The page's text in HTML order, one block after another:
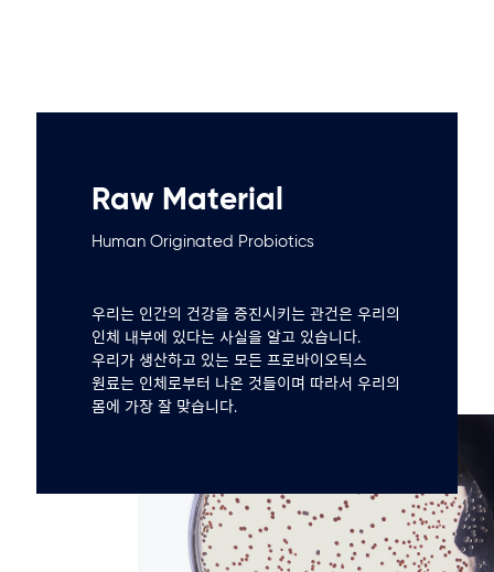
Raw Material
Human Originated Probiotics
우리는 인간의 건강을 증진시키는 관건은 우리의
인체 내부에 있다는 사실을 알고 있습니다.
우리가 생산하고 있는 모든 프로바이오틱스
원료는 인체로부터 나온 것들이며 따라서 우리의
몸에 가장 잘 맞습니다.